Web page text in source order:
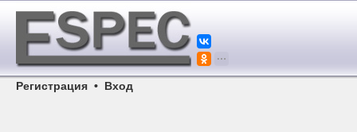
Регистрация • Вход